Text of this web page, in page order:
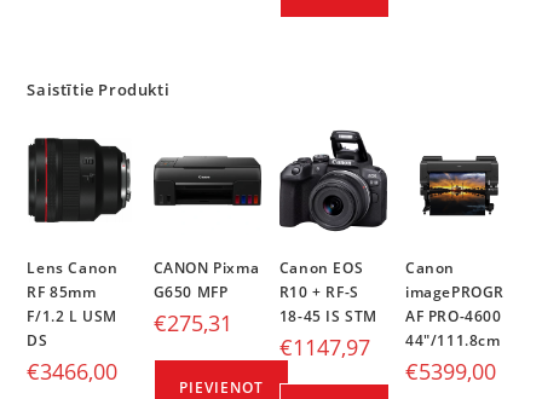
Saistītie Produkti
Lens Canon
RF 85mm
F/1.2 L USM
DS
€3466,00
CANON Pixma
G650 MFP
€275,31
PIEVIENOT
Canon EOS
R10 + RF-S
18-45 IS STM
€1147,97
Canon
imagePROGR
AF PRO-4600
44″/111.8cm
€5399,00